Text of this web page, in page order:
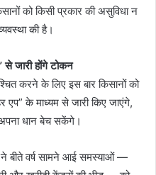
को किसी प्रकार की असुविधा न
की है।
से जारी होंगे टोकन
करने के लिए इस बार किसानों को
के माध्यम से जारी किए जाएंगे,
धान बेच सकेंगे।
ने बीते वर्ष सामने आई समस्याओं —